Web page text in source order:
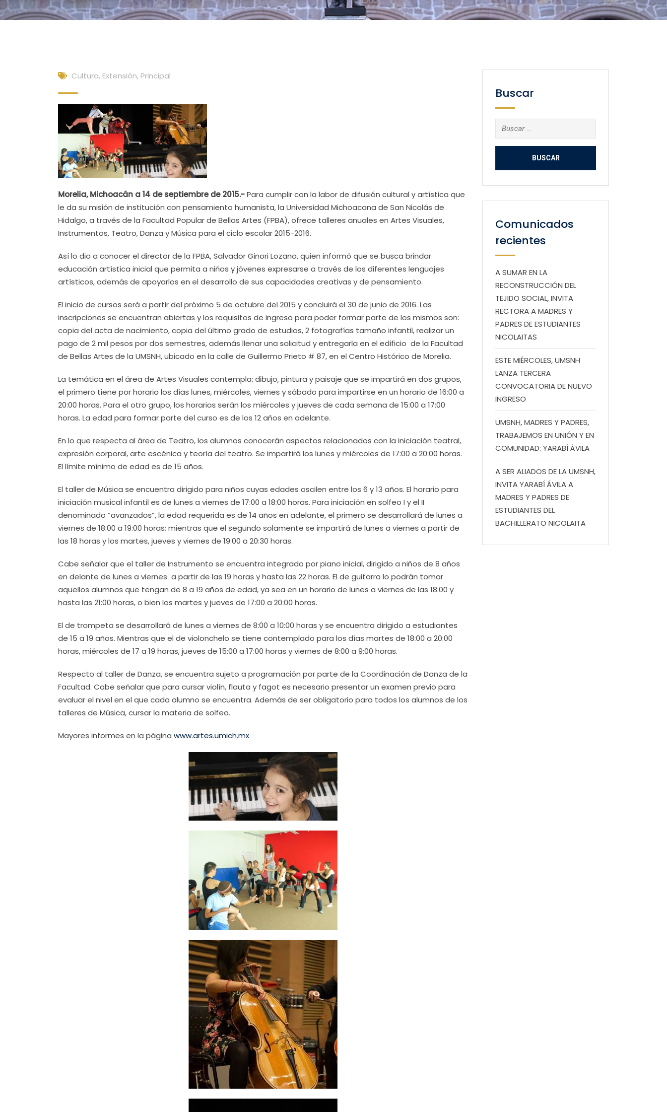
Cultura, Extensión, Principal
Morelia, Michoacán a 14 de septiembre de 2015.-Para cumplir con la labor de difusión cultural y artística que
le da su misión de institución con pensamiento humanista, la Universidad Michoacana de San Nicolás de
Hidalgo, a través de la Facultad Popular de Bellas Artes (FPBA), ofrece talleres anuales en Artes Visuales,
Instrumentos, Teatro, Danza y Música para el ciclo escolar 2015-2016.
Así lo dio a conocer el director de la FPBA, Salvador Ginori Lozano, quien informó que se busca brindar
educación artística inicial que permita a niños y jóvenes expresarse a través de los diferentes lenguajes
artísticos, además de apoyarlos en el desarrollo de sus capacidades creativas y de pensamiento.
El inicio de cursos será a partir del próximo 5 de octubre del 2015 y concluirá el 30 de junio de 2016. Las
inscripciones se encuentran abiertas y los requisitos de ingreso para poder formar parte de los mismos son:
copia del acta de nacimiento, copia del último grado de estudios, 2 fotografías tamaño infantil, realizar un
pago de 2 mil pesos por dos semestres, además llenar una solicitud y entregarla en el edificio de la Facultad
de Bellas Artes de la UMSNH, ubicado en la calle de Guillermo Prieto # 87, en el Centro Histórico de Morelia.
La temática en el área de Artes Visuales contempla: dibujo, pintura y paisaje que se impartirá en dos grupos,
el primero tiene por horario los días lunes, miércoles, viernes y sábado para impartirse en un horario de 16:00 a
20:00 horas. Para el otro grupo, los horarios serán los miércoles y jueves de cada semana de 15:00 a 17:00
horas. La edad para formar parte del curso es de los 12 años en adelante.
En lo que respecta al área de Teatro, los alumnos conocerán aspectos relacionados con la iniciación teatral,
expresión corporal, arte escénica y teoría del teatro. Se impartirá los lunes y miércoles de 17:00 a 20:00 horas.
El límite mínimo de edad es de 15 años.
El taller de Música se encuentra dirigido para niños cuyas edades oscilen entre los 6 y 13 años. El horario para
iniciación musical infantil es de lunes a viernes de 17:00 a 18:00 horas. Para iniciación en solfeo I y el II
denominado “avanzados”, la edad requerida es de 14 años en adelante, el primero se desarrollará de lunes a
viernes de 18:00 a 19:00 horas; mientras que el segundo solamente se impartirá de lunes a viernes a partir de
las 18 horas y los martes, jueves y viernes de 19:00 a 20:30 horas.
Cabe señalar que el taller de Instrumento se encuentra integrado por piano inicial, dirigido a niños de 8 años
en delante de lunes a viernes a partir de las 19 horas y hasta las 22 horas. El de guitarra lo podrán tomar
aquellos alumnos que tengan de 8 a 19 años de edad, ya sea en un horario de lunes a viernes de las 18:00 y
hasta las 21:00 horas, o bien los martes y jueves de 17:00 a 20:00 horas.
El de trompeta se desarrollará de lunes a viernes de 8:00 a 10:00 horas y se encuentra dirigido a estudiantes
de 15 a 19 años. Mientras que el de violonchelo se tiene contemplado para los días martes de 18:00 a 20:00
horas, miércoles de 17 a 19 horas, jueves de 15:00 a 17:00 horas y viernes de 8:00 a 9:00 horas.
Respecto al taller de Danza, se encuentra sujeto a programación por parte de la Coordinación de Danza de la
Facultad. Cabe señalar que para cursar violín, flauta y fagot es necesario presentar un examen previo para
evaluar el nivel en el que cada alumno se encuentra. Además de ser obligatorio para todos los alumnos de los
talleres de Música, cursar la materia de solfeo.
Mayores informes en la página www.artes.umich.mx
Buscar
Buscar:
Comunicados
recientes
A SUMAR EN LA
RECONSTRUCCIÓN DEL
TEJIDO SOCIAL, INVITA
RECTORA A MADRES Y
PADRES DE ESTUDIANTES
NICOLAITAS
ESTE MIÉRCOLES, UMSNH
LANZA TERCERA
CONVOCATORIA DE NUEVO
INGRESO
UMSNH, MADRES Y PADRES,
TRABAJEMOS EN UNIÓN Y EN
COMUNIDAD: YARABÍ ÁVILA
A SER ALIADOS DE LA UMSNH,
INVITA YARABÍ ÁVILA A
MADRES Y PADRES DE
ESTUDIANTES DEL
BACHILLERATO NICOLAITA